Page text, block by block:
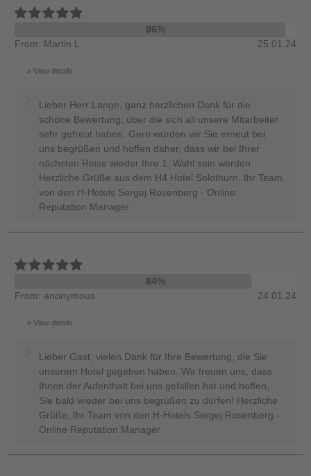
96%
From: Martin L.
25.01.24
View details
Lieber Herr Lange, ganz herzlichen Dank für die
schöne Bewertung, über die sich all unsere Mitarbeiter
sehr gefreut haben. Gern würden wir Sie erneut bei
uns begrüßen und hoffen daher, dass wir bei Ihrer
nächsten Reise wieder Ihre 1. Wahl sein werden.
Herzliche Grüße aus dem H4 Hotel Solothurn, Ihr Team
von den H-Hotels Sergej Rosenberg - Online
Reputation Manager
84%
From: anonymous
24.01.24
View details
Lieber Gast, vielen Dank für Ihre Bewertung, die Sie
unserem Hotel gegeben haben. Wir freuen uns, dass
Ihnen der Aufenthalt bei uns gefallen hat und hoffen,
Sie bald wieder bei uns begrüßen zu dürfen! Herzliche
Grüße, Ihr Team von den H-Hotels Sergej Rosenberg -
Online Reputation Manager